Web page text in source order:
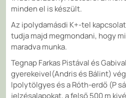
minden el is készült.
Az ipolydamásdi K+-tel
tudja majd megmondani, hogy
maradva munka.
Tegnap Farkas Pistával és
gyerekeivel(Andris és Bálint)
Ipolytölgyes és a Róth-erdő (P